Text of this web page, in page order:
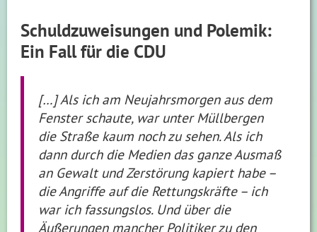
Schuldzuweisungen und Polemik:
Ein Fall für die CDU
[…] Als ich am Neujahrsmorgen aus dem
Fenster schaute, war unter Müllbergen
die Straße kaum noch zu sehen. Als ich
dann durch die Medien das ganze Ausmaß
an Gewalt und Zerstörung kapiert habe –
die Angriffe auf die Rettungskräfte – ich
war ich fassungslos. Und über die
Äußerungen mancher Politiker zu den